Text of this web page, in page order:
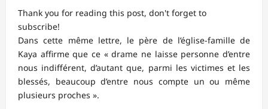
Thank you for reading this post, don't forget to
subscribe!
Dans cette même lettre, le père de l’église-famille de
Kaya affirme que ce « drame ne laisse personne d’entre
nous indifférent, d’autant que, parmi les victimes et les
blessés, beaucoup d’entre nous compte un ou même
plusieurs proches ».